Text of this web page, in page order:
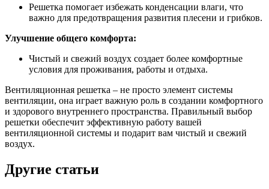
Решетка помогает избежать конденсации влаги, что
важно для предотвращения развития плесени и грибков.
Улучшение общего комфорта:
Чистый и свежий воздух создает более комфортные
условия для проживания, работы и отдыха.
Вентиляционная решетка – не просто элемент системы
вентиляции, она играет важную роль в создании комфортного
и здорового внутреннего пространства. Правильный выбор
решетки обеспечит эффективную работу вашей
вентиляционной системы и подарит вам чистый и свежий
воздух.
Другие статьи